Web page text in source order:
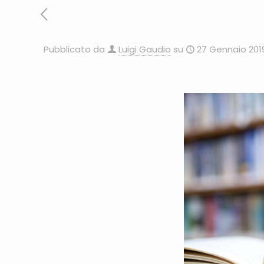
Pubblicato da Luigi Gaudio su 27 Gennaio